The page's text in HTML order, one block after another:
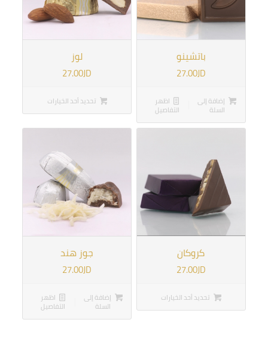
باتشينو
27.00JD
إضافة إلى
السلة
اظهر
التفاصيل
لوز
27.00JD
تحديد أحد الخيارات
كروكان
27.00JD
تحديد أحد الخيارات
جوز هند
27.00JD
إضافة إلى
السلة
اظهر
التفاصيل